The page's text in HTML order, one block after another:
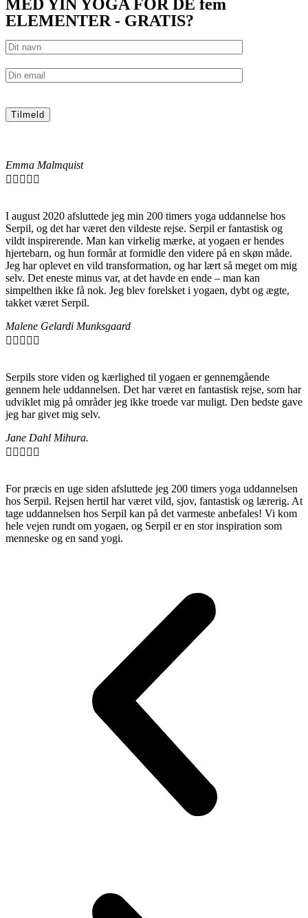
MED YIN YOGA FOR DE fem
ELEMENTER - GRATIS?
Emma Malmquist
    
I august 2020 afsluttede jeg min 200 timers yoga uddannelse hos
Serpil, og det har været den vildeste rejse. Serpil er fantastisk og
vildt inspirerende. Man kan virkelig mærke, at yogaen er hendes
hjertebarn, og hun formår at formidle den videre på en skøn måde.
Jeg har oplevet en vild transformation, og har lært så meget om mig
selv. Det eneste minus var, at det havde en ende – man kan
simpelthen ikke få nok. Jeg blev forelsket i yogaen, dybt og ægte,
takket været Serpil.
Malene Gelardi Munksgaard
    
Serpils store viden og kærlighed til yogaen er gennemgående
gennem hele uddannelsen. Det har været en fantastisk rejse, som har
udviklet mig på områder jeg ikke troede var muligt. Den bedste gave
jeg har givet mig selv.
Jane Dahl Mihura.
    
For præcis en uge siden afsluttede jeg 200 timers yoga uddannelsen
hos Serpil. Rejsen hertil har været vild, sjov, fantastisk og lærerig. At
tage uddannelsen hos Serpil kan på det varmeste anbefales! Vi kom
hele vejen rundt om yogaen, og Serpil er en stor inspiration som
menneske og en sand yogi.